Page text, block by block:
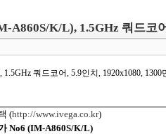
A860S/K/L), 1.5GHz 쿼드코
쿼드코어, 5.9인치, 1920x1080, 1300
(http://www.ivega.co.kr)
No6 (IM-A860S/K/L)